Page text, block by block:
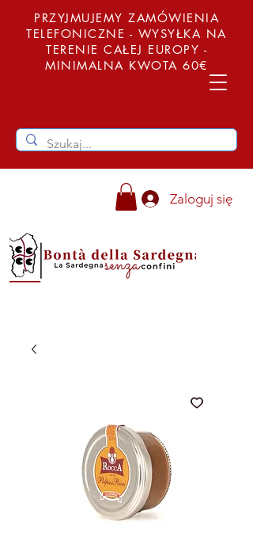
PRZYJMUJEMY ZAMÓWIENIA
TELEFONICZNE - WYSYŁKA NA
TERENIE CAŁEJ EUROPY -
MINIMALNA KWOTA 60€
Zaloguj się